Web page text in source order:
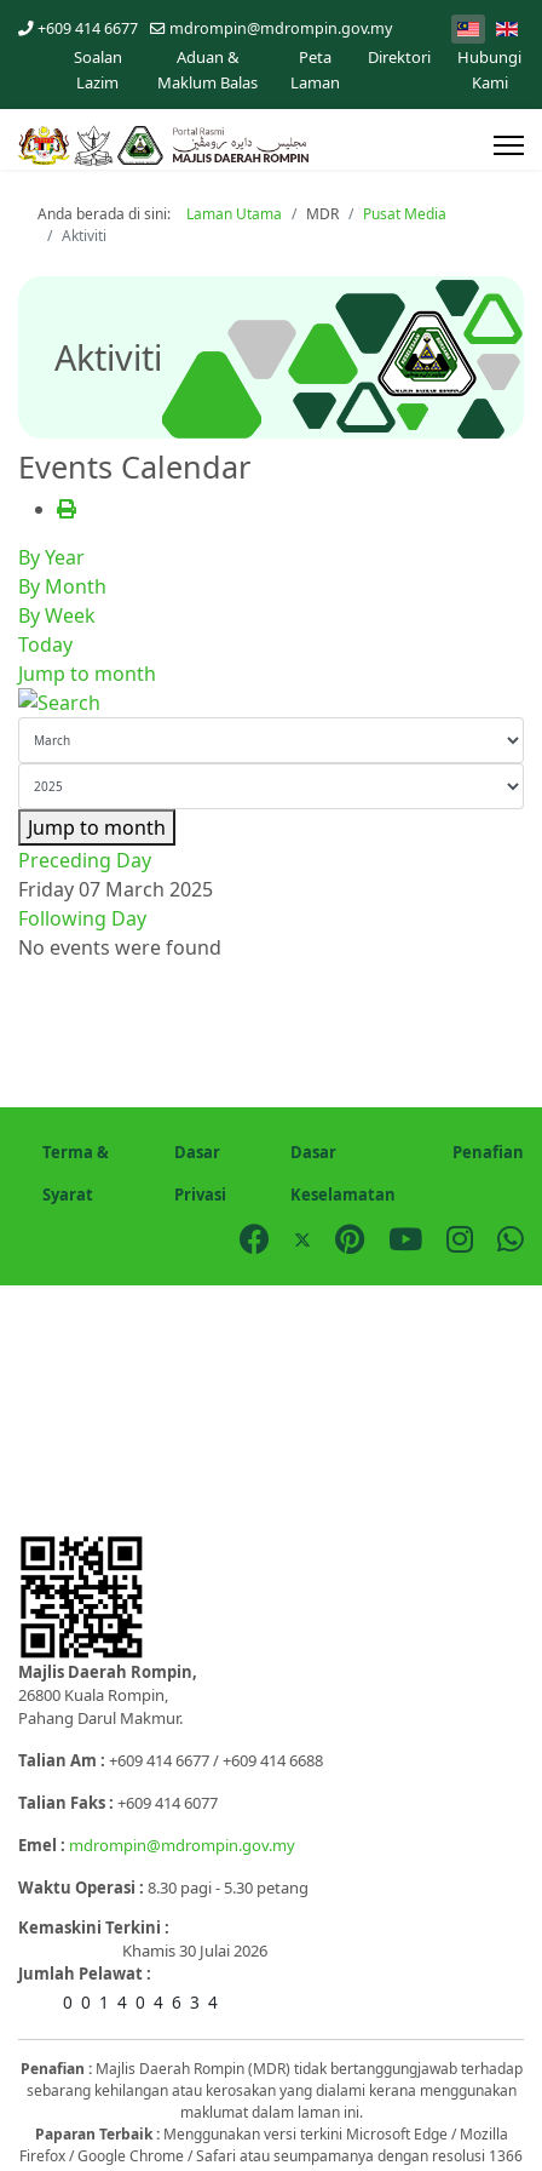
+609 414 6677 mdrompin@mdrompin.gov.my
Soalan
Lazim
Aduan &
Maklum Balas
Peta
Laman
Direktori
Hubungi
Kami
Anda berada di sini: Laman Utama MDR
Pusat Media
Aktiviti
Aktiviti
Events Calendar
By Year
By Month
By Week
Today
Jump to month
Jump to month
Preceding Day
Friday 07 March 2025
Following Day
No events were found
Terma &
Syarat
Dasar
Privasi
Dasar
Keselamatan
Penafian
Majlis Daerah Rompin,
26800 Kuala Rompin,
Pahang Darul Makmur.
Talian Am : +609 414 6677 / +609 414 6688
Talian Faks : +609 414 6077
Emel : mdrompin@mdrompin.gov.my
Waktu Operasi : 8.30 pagi - 5.30 petang
Kemaskini Terkini :
Khamis 30 Julai 2026
Jumlah Pelawat :
0 0 1 4 0 4 6 3 4
Penafian :Majlis Daerah Rompin (MDR) tidak bertanggungjawab terhadap
sebarang kehilangan atau kerosakan yang dialami kerana menggunakan
maklumat dalam laman ini.
Paparan Terbaik : Menggunakan versi terkini Microsoft Edge / Mozilla
Firefox / Google Chrome / Safari atau seumpamanya dengan resolusi 1366